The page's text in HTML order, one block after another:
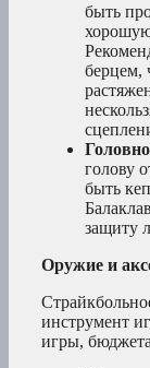
быть
берцем,
голову
быть
защиту
Оружие и
инструмент
игры,